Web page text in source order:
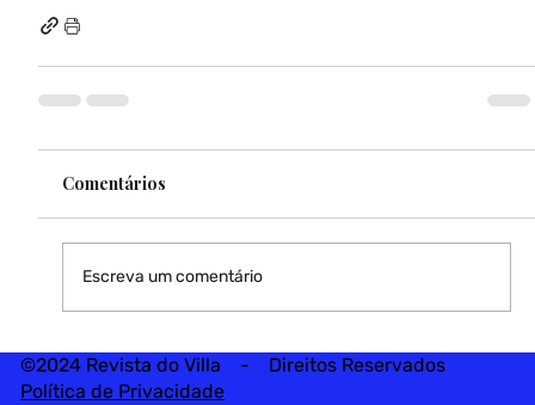
Comentários
Escreva um comentário
©2024 Revista do Villa - Direitos Reservados
Política de Privacidade